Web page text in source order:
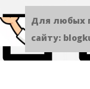
Для любых
сайту: